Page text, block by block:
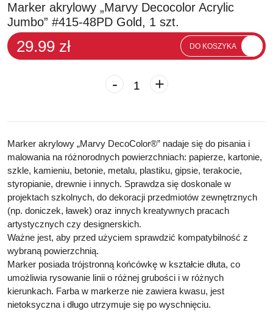
Marker akrylowy „Marvy Decocolor Acrylic
Jumbo” #415-48PD Gold, 1 szt.
29.99 zł DO KOSZYKA
- +
Marker akrylowy „Marvy DecoColor®” nadaje się do pisania i
malowania na różnorodnych powierzchniach: papierze, kartonie,
szkle, kamieniu, betonie, metalu, plastiku, gipsie, terakocie,
styropianie, drewnie i innych. Sprawdza się doskonale w
projektach szkolnych, do dekoracji przedmiotów zewnętrznych
(np. doniczek, ławek) oraz innych kreatywnych pracach
artystycznych czy designerskich.
Ważne jest, aby przed użyciem sprawdzić kompatybilność z
wybraną powierzchnią.
Marker posiada trójstronną końcówkę w kształcie dłuta, co
umożliwia rysowanie linii o różnej grubości i w różnych
kierunkach. Farba w markerze nie zawiera kwasu, jest
nietoksyczna i długo utrzymuje się po wyschnięciu.